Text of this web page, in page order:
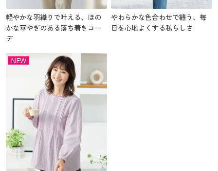
軽やかな羽織りで叶える、ほの
かな華やぎのある落ち着きコー
デ
やわらかな色合わせで纏う、毎
日を心地よくする私らしさ
NEW